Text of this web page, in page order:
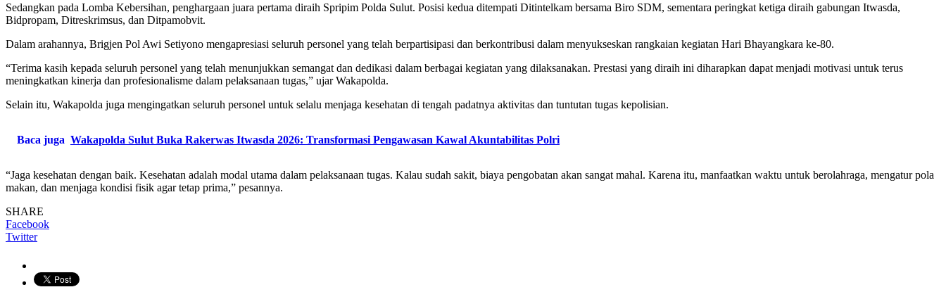
Sedangkan pada Lomba Kebersihan, penghargaan juara pertama diraih Spripim Polda Sulut. Posisi kedua ditempati Ditintelkam bersama Biro SDM, sementara peringkat ketiga diraih gabungan Itwasda,
Bidpropam, Ditreskrimsus, dan Ditpamobvit.
Dalam arahannya, Brigjen Pol Awi Setiyono mengapresiasi seluruh personel yang telah berpartisipasi dan berkontribusi dalam menyukseskan rangkaian kegiatan Hari Bhayangkara ke-80.
“Terima kasih kepada seluruh personel yang telah menunjukkan semangat dan dedikasi dalam berbagai kegiatan yang dilaksanakan. Prestasi yang diraih ini diharapkan dapat menjadi motivasi untuk terus
meningkatkan kinerja dan profesionalisme dalam pelaksanaan tugas,” ujar Wakapolda.
Selain itu, Wakapolda juga mengingatkan seluruh personel untuk selalu menjaga kesehatan di tengah padatnya aktivitas dan tuntutan tugas kepolisian.
Baca juga Wakapolda Sulut Buka Rakerwas Itwasda 2026: Transformasi Pengawasan Kawal Akuntabilitas Polri
“Jaga kesehatan dengan baik. Kesehatan adalah modal utama dalam pelaksanaan tugas. Kalau sudah sakit, biaya pengobatan akan sangat mahal. Karena itu, manfaatkan waktu untuk berolahraga, mengatur pola
makan, dan menjaga kondisi fisik agar tetap prima,” pesannya.
SHARE
Facebook
Twitter